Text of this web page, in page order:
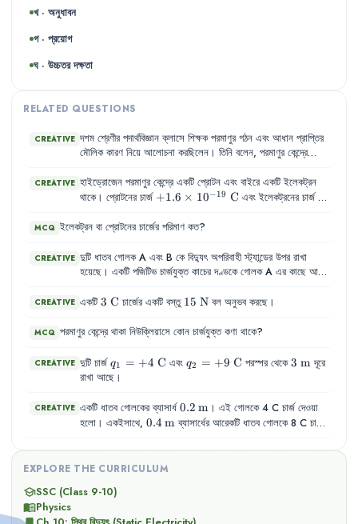
খ · অনুধাবন
গ · প্রয়োগ
ঘ · উচ্চতর দক্ষতা
RELATED QUESTIONS
CREATIVE দশম শ্রেণীর পদার্থবিজ্ঞান ক্লাসে শিক্ষক পরমাণুর গঠন এবং আধান প্রাপ্তির
মৌলিক কারণ নিয়ে আলোচনা করছিলেন । তিনি বলেন, পরমাণুর কেন্দ্রে
CREATIVE হাইড্রোজেন পরমাণুর কেন্দ্রে একটি প্রোটন এবং বাইরে একটি ইলেকট্রন
থাকে। প্রোটনের চার্জ +1.6 \times
C}
+1.6 × 10−19 C এবং ইলেকট্রনের চার্জ-1.6
0.5 \times
m}
0.5 ×10−8 m।
MCQ ইলেকট্রন বা প্রোটনের চার্জের পরিমাণ কত?
CREATIVE দুটি ধাতব গোলক A এবং B কে বিদ্যুৎ অপরিবাহী স্ট্যান্ডের উপর রাখা
হয়েছে । একটি পজিটিভ চার্জযুক্ত কাচের দণ্ডকে গোলক A এর কাছে আনা
করিয়ে রাখা হলো।
CREATIVE একটি 3\text{
3 C চার্জের একটি বস্তু 15\text{
15 N বল অনুভব করছে।
MCQ পরমাণুর কেন্দ্রে থাকা নিউক্লিয়াসে কোন চার্জযুক্ত কণা থাকে?
CREATIVE দুটি চার্জq_1 =
+4\text{
q1 = +4 C এবং q_2 =
q2 = +9 C পরস্পর থেকে3\text{
3 mদূরে
রাখা আছে।
CREATIVE একটি ধাতব গোলকের ব্যাসার্ধ 0.2\,\text{m}
0.2 m। এই গোলকে 4 C চার্জ দেওয়া
হলো । একইসাথে, 0.4\,\text{m}
0.4 m ব্যাসার্ধের আরেকটি ধাতব গোলকে 8 C চার্জ
এবং তারা পরস্পর থেকে যথেষ্ট দূরে অবস্থিত।
EXPLORE THE CURRICULUM
schoolSSC (Class 9-10)
menu_bookPhysics